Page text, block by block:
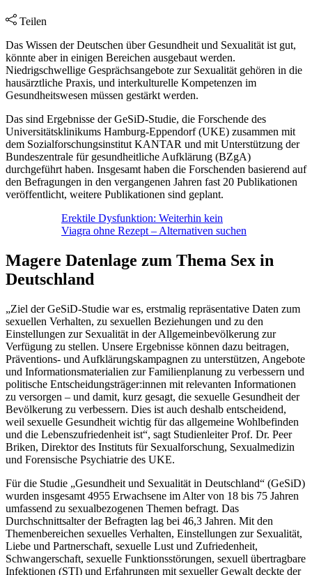
Teilen
Das Wissen der Deutschen über Gesundheit und Sexualität ist gut,
könnte aber in einigen Bereichen ausgebaut werden.
Niedrigschwellige Gesprächsangebote zur Sexualität gehören in die
hausärztliche Praxis, und interkulturelle Kompetenzen im
Gesundheitswesen müssen gestärkt werden.
Das sind Ergebnisse der GeSiD-Studie, die Forschende des
Universitätsklinikums Hamburg-Eppendorf (UKE) zusammen mit
dem Sozialforschungsinstitut KANTAR und mit Unterstützung der
Bundeszentrale für gesundheitliche Aufklärung (BZgA)
durchgeführt haben. Insgesamt haben die Forschenden basierend auf
den Befragungen in den vergangenen Jahren fast 20 Publikationen
veröffentlicht, weitere Publikationen sind geplant.
Erektile Dysfunktion: Weiterhin kein
Viagra ohne Rezept – Alternativen suchen
Magere Datenlage zum Thema Sex in
Deutschland
„Ziel der GeSiD-Studie war es, erstmalig repräsentative Daten zum
sexuellen Verhalten, zu sexuellen Beziehungen und zu den
Einstellungen zur Sexualität in der Allgemeinbevölkerung zur
Verfügung zu stellen. Unsere Ergebnisse können dazu beitragen,
Präventions- und Aufklärungskampagnen zu unterstützen, Angebote
und Informationsmaterialien zur Familienplanung zu verbessern und
politische Entscheidungsträger:innen mit relevanten Informationen
zu versorgen – und damit, kurz gesagt, die sexuelle Gesundheit der
Bevölkerung zu verbessern. Dies ist auch deshalb entscheidend,
weil sexuelle Gesundheit wichtig für das allgemeine Wohlbefinden
und die Lebenszufriedenheit ist“, sagt Studienleiter Prof. Dr. Peer
Briken, Direktor des Instituts für Sexualforschung, Sexualmedizin
und Forensische Psychiatrie des UKE.
Für die Studie „Gesundheit und Sexualität in Deutschland“ (GeSiD)
wurden insgesamt 4955 Erwachsene im Alter von 18 bis 75 Jahren
umfassend zu sexualbezogenen Themen befragt. Das
Durchschnittsalter der Befragten lag bei 46,3 Jahren. Mit den
Themenbereichen sexuelles Verhalten, Einstellungen zur Sexualität,
Liebe und Partnerschaft, sexuelle Lust und Zufriedenheit,
Schwangerschaft, sexuelle Funktionsstörungen, sexuell übertragbare
Infektionen (STI) und Erfahrungen mit sexueller Gewalt deckte der